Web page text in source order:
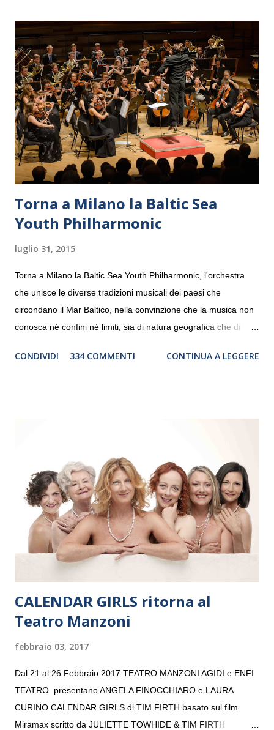
Torna a Milano la Baltic Sea
Youth Philharmonic
luglio 31, 2015
Torna a Milano la Baltic Sea Youth Philharmonic, l'orchestra
che unisce le diverse tradizioni musicali dei paesi che
circondano il Mar Baltico, nella convinzione che la musica non
conosca né confini né limiti, sia di natura geografica che di
debutterà il 10 settembre a Heiden, in Germania, e toccherà, in
“Settembre dell’Accademia” dove si esibirà per il secondo anno
consecutivo. Il pubblico milanese avrà il piacere di applaudire i
giovani artisti della Baltic Sea Youth Philharmonic per la quarta
volta. L’orchestra, fondata nel 2008 da Kristjan Järvi (affiancato
da un prestigioso consiglio di consulent...
CONDIVIDI 334 COMMENTI CONTINUA A LEGGERE
CALENDAR GIRLS ritorna al
Teatro Manzoni
febbraio 03, 2017
Dal 21 al 26 Febbraio 2017 TEATRO MANZONI AGIDI e ENFI
TEATRO presentano ANGELA FINOCCHIARO e LAURA
CURINO CALENDAR GIRLS di TIM FIRTH basato sul film
Miramax scritto da JULIETTE TOWHIDE & TIM FIRTH